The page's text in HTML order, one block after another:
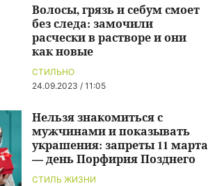
СТИЛЬНО
24.09.2023 / 11:05
Волосы, грязь и себум смоет
без следа: замочили
расчески в растворе и они
как новые
СТИЛЬ ЖИЗНИ
Нельзя знакомиться с
мужчинами и показывать
украшения: запреты 11 марта
— день Порфирия Позднего